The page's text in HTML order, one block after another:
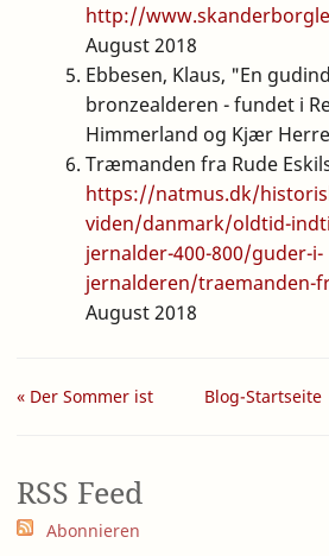
http://
August 2018
Ebbesen, Klaus, "En
bronzealderen - fundet i
Himmerland og Kjær
Træmanden fra Rude
https://natmus.dk/
viden/danmark/oldtid-
jernalder-400-800/guder-i-
jernalderen/traemanden-
August 2018
Blog-Startseite
« Der Sommer ist
RSS Feed
Abonnieren